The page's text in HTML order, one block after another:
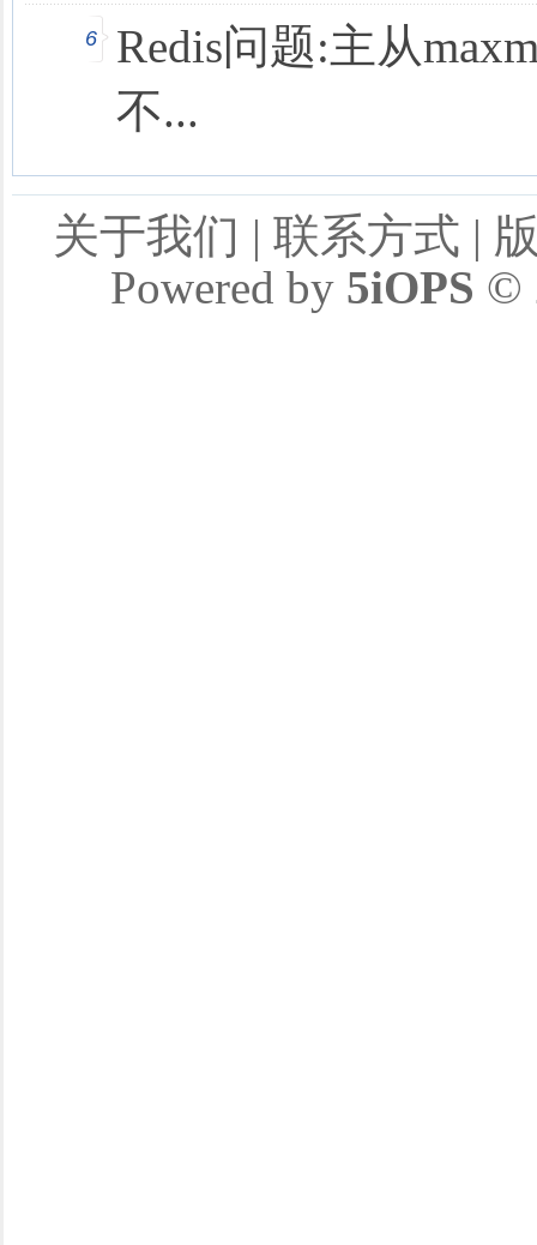
6
Redis问题:主从
不...
关于我们 | 联系方式 |
Powered by 5iOPS ©